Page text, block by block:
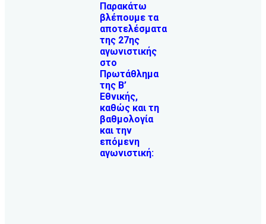
Παρακάτω
βλέπουμε τα
αποτελέσματα
της 27ης
αγωνιστικής
στο
Πρωτάθλημα
της Β’
Εθνικής,
καθώς και τη
βαθμολογία
και την
επόμενη
αγωνιστική: